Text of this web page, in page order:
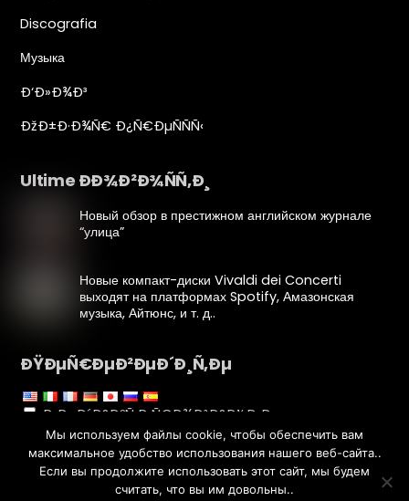
Discografia
Музыка
Ð‘Ð»Ð¾Ð³
ÐžÐ±Ð·Ð¾Ñ€ Ð¿Ñ€ÐµÑÑÑ‹
Ultime ÐÐ¾Ð²Ð¾ÑÑ‚Ð¸
Новый обзор в престижном английском журнале
“улица”
Новые компакт-диски Vivaldi dei Concerti
выходят на платформах Spotify, Амазонская
музыка, Айтюнс, и т. д..
ÐŸÐµÑ€ÐµÐ²ÐµÐ´Ð¸Ñ‚Ðµ
Ð ÐµÐ´Ð°ÐºÑ‚Ð¸Ñ€Ð¾Ð²Ð°Ð½Ð¸Ðµ
Ð¿ÐµÑ€ÐµÐ²Ð¾Ð´Ð°
Copyright © Лука Фиорентини 2020 - Все права защищены
Мы используем файлы cookie, чтобы обеспечить вам
максимальное удобство использования нашего веб-сайта..
Если вы продолжите использовать этот сайт, мы будем
считать, что вы им довольны..